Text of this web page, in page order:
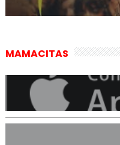
MAMACITAS